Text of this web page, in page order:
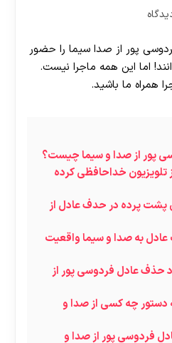
پور از صدا سیما را حضور
اما این همه ماجرا نیست.
همراه ما باشید.
پور از صدا و سیما چیست؟
تلویزیون خداحافظی کرده
پرده در حدف عادل از
عادل به صدا و سیما واقعیت
حذف عادل فردوسی پور از
دستور چه کسی از صدا و
فردوسی پور از صدا و